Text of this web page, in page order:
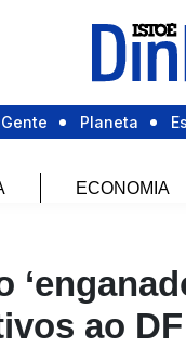
Gente Planeta
ECONOMIA
ao DF